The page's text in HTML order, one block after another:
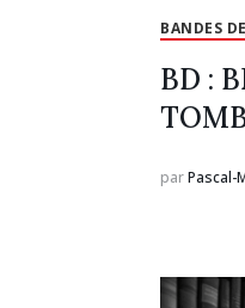
BANDES
BD :
par Pascal-